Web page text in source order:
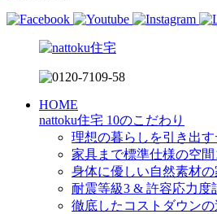
HOME
nattoku住宅 10のこだわり
理想の暮らしを引き出
家具まで標準仕様の空間
身体に優しい自然素材の
耐震等級3 & 許容応力度
徹底したコストダウン